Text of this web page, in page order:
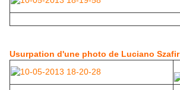
Usurpation d'une photo de Luciano Szafir